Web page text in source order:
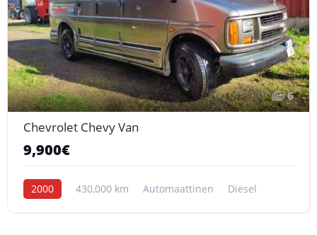
6
Chevrolet Chevy Van
9,900€
2000 430,000 km Automaattinen Diesel